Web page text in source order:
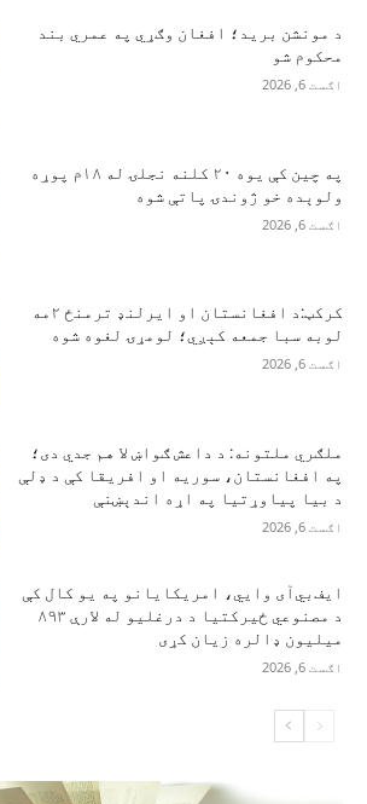
د مونشن برید؛ افغان وګړي په عمري بند
محکوم شو
اګست 6, 2026
په چین کې یوه ۲۰ کلنه نجلۍ له ۱۸م پوړه
ولوېده خو ژوندۍ پاتې شوه
اګست 6, 2026
کرکټ:د افغانستان او ایرلنډ ترمنځ ۲مه
لوبه سبا جمعه کېږي؛ لومړۍ لغوه شوه
اګست 6, 2026
ملګري ملتونه: د داعش ګواښ لا هم جدي دی؛
په افغانستان، سوریه او افریقا کې د ډلې
د بیا پیاوړتیا په اړه اندېښنې
اګست 6, 2026
ایف‌بي‌آی وايي، امریکایانو په یو کال کې
د مصنوعي ځیرکتیا د درغلیو له لارې ۸۹۳
میلیون ډالره زیان کړی
اګست 6, 2026